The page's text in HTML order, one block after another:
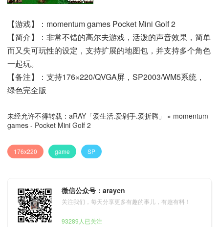
【游戏】：momentum games Pocket Mini Golf 2
【简介】：非常不错的高尔夫游戏，活泼的声音效果，简单
而又失可玩性的设定，支持扩展的地图包，并支持多个角色
一起玩。
【备注】：支持176×220/QVGA屏，SP2003/WM5系统，
绿色完全版
未经允许不得转载： aRAY「爱生活.爱剁手.爱折腾」 » momentum
games - Pocket Mini Golf 2
176x220 game SP
微信公众号：araycn
关注我们，每天分享更多有趣的事儿，有趣有料！
93289人已关注